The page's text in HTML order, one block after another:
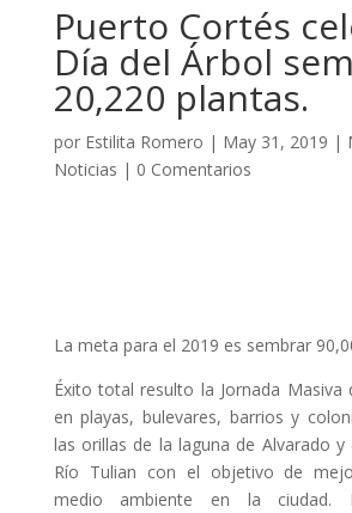
Puerto Cortés
Día del Árbol
20,220 plantas.
por Estilita Romero | May 31, 2019 |
Noticias | 0 Comentarios
La meta para el 2019 es sembrar
Éxito total resulto la Jornada Masiva
en playas, bulevares, barrios y
las orillas de la laguna de Alvarado y
Río Tulian con el objetivo de
medio ambiente en la ciudad.